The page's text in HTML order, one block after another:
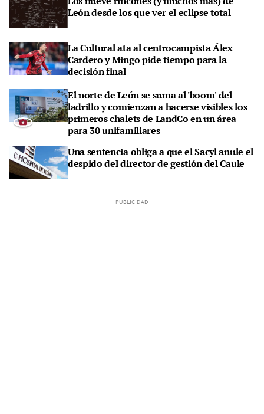
León desde los que ver el eclipse total
La Cultural ata al centrocampista Álex
Cardero y Mingo pide tiempo para la
decisión final
El norte de León se suma al 'boom' del
ladrillo y comienzan a hacerse visibles los
primeros chalets de LandCo en un área
para 30 unifamiliares
Una sentencia obliga a que el Sacyl anule el
despido del director de gestión del Caule